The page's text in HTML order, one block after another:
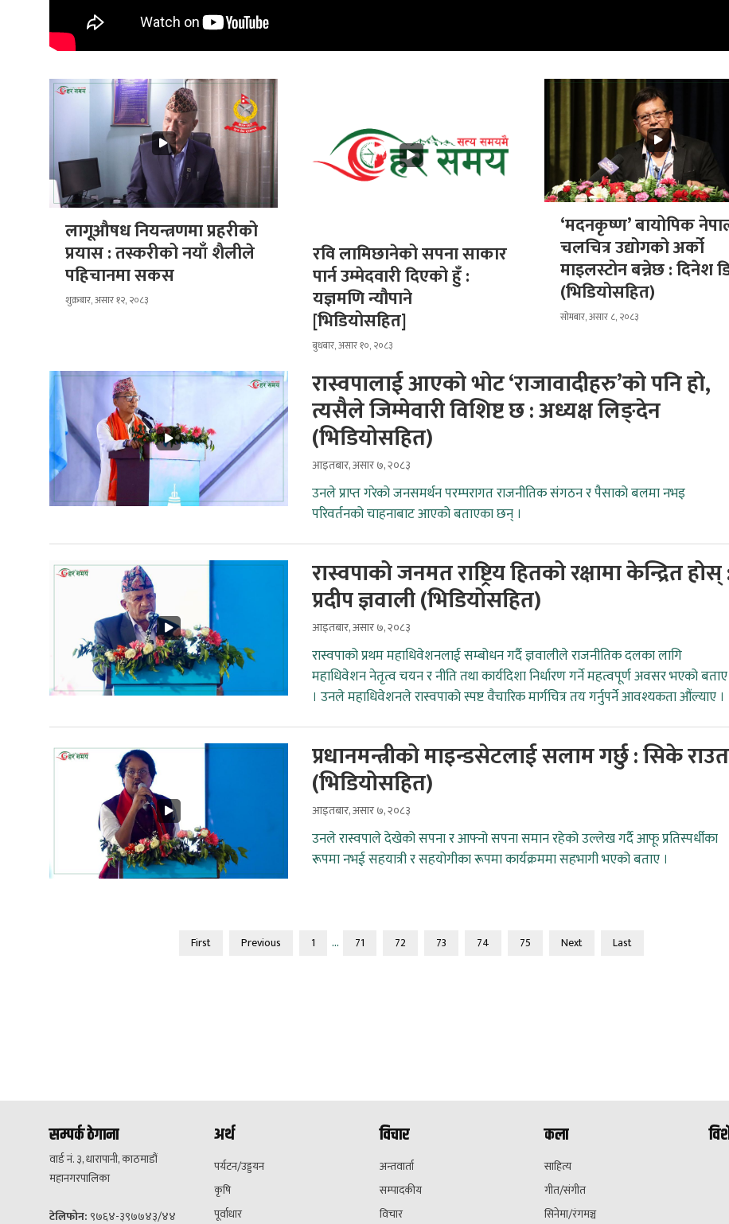
लागूऔषध नियन्त्रणमा प्रहरीको
प्रयास : तस्करीको नयाँ शैलीले
पहिचानमा सकस
शुक्रबार, असार १२, २०८३
रवि लामिछानेको सपना साकार
पार्न उम्मेदवारी दिएको हुँ :
यज्ञमणि न्यौपाने
[भिडियोसहित]
बुधबार, असार १०, २०८३
‘मदनकृष्ण’ बायोपिक
चलचित्र उद्योगको अर्को
माइलस्टोन बन्नेछ : दिनेश
(भिडियोसहित)
सोमबार, असार ८, २०८३
रास्वपालाई आएको भोट ‘राजावादीहरु’को पनि हो,
त्यसैले जिम्मेवारी विशिष्ट छ : अध्यक्ष लिङ्देन
(भिडियोसहित)
आइतबार, असार ७, २०८३
उनले प्राप्त गरेको जनसमर्थन परम्परागत राजनीतिक संगठन र पैसाको बलमा नभइ
परिवर्तनको चाहनाबाट आएको बताएका छन् ।
रास्वपाको जनमत राष्ट्रिय हितको रक्षामा केन्द्रित होस्
प्रदीप ज्ञवाली (भिडियोसहित)
आइतबार, असार ७, २०८३
रास्वपाको प्रथम महाधिवेशनलाई सम्बोधन गर्दै ज्ञवालीले राजनीतिक दलका लागि
महाधिवेशन नेतृत्व चयन र नीति तथा कार्यदिशा निर्धारण गर्ने महत्वपूर्ण अवसर भएको बताए
। उनले महाधिवेशनले रास्वपाको स्पष्ट वैचारिक मार्गचित्र तय गर्नुपर्ने आवश्यकता औंल्याए ।
प्रधानमन्त्रीको माइन्डसेटलाई सलाम गर्छु : सिके राउत
(भिडियोसहित)
आइतबार, असार ७, २०८३
उनले रास्वपाले देखेको सपना र आफ्नो सपना समान रहेको उल्लेख गर्दै आफू प्रतिस्पर्धीका
रूपमा नभई सहयात्री र सहयोगीका रूपमा कार्यक्रममा सहभागी भएको बताए ।
First Previous 1 ... 71 72 73 74 75 Next Last
सम्पर्क ठेगाना
वार्ड नं. ३, धारापानी, काठमाडौं
महानगरपालिका
टेलिफोन: ९७६४-३९७७४३/४४
अर्थ
पर्यटन/उड्डयन
कृषि
पूर्वाधार
विचार
अन्तवार्ता
सम्पादकीय
विचार
कला
साहित्य
गीत/संगीत
सिनेमा/रंगमञ्च